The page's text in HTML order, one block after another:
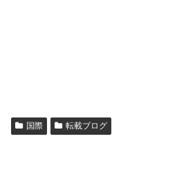
国際 転載ブログ